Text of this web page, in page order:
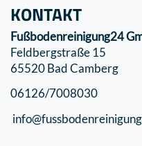
KONTAKT
Fußbodenreinigung24
Feldbergstraße 15
65520 Bad Camberg
06126/7008030